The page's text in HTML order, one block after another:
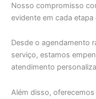
Nosso compromisso
evidente em cada
Desde o agendamento
serviço, estamos
atendimento
Além disso,